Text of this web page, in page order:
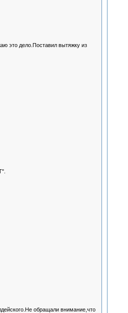
это дело.Поставил вытяжку из
обращали внимание,что